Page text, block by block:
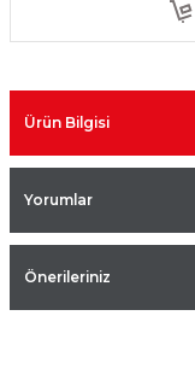
Ürün Bilgisi
Yorumlar
Önerileriniz